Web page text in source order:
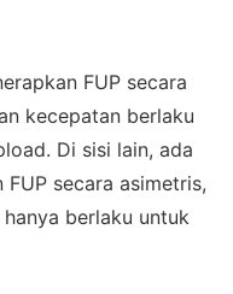
FUP secara
kecepatan berlaku
Di sisi lain, ada
secara asimetris,
berlaku untuk